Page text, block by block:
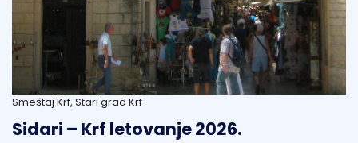
Smeštaj Krf, Stari grad Krf
Sidari – Krf letovanje 2026.